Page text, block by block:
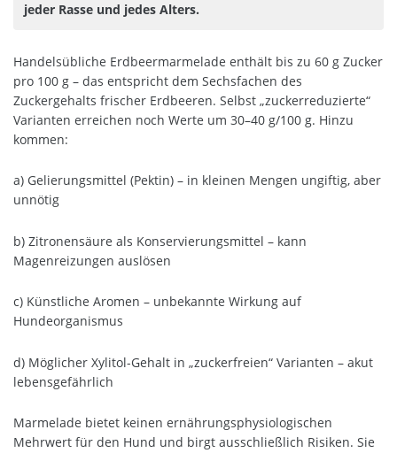
jeder Rasse und jedes Alters.
Handelsübliche Erdbeermarmelade enthält bis zu 60 g Zucker
pro 100 g – das entspricht dem Sechsfachen des
Zuckergehalts frischer Erdbeeren. Selbst „zuckerreduzierte“
Varianten erreichen noch Werte um 30–40 g/100 g. Hinzu
kommen:
a) Gelierungsmittel (Pektin) – in kleinen Mengen ungiftig, aber
unnötig
b) Zitronensäure als Konservierungsmittel – kann
Magenreizungen auslösen
c) Künstliche Aromen – unbekannte Wirkung auf
Hundeorganismus
d) Möglicher Xylitol-Gehalt in „zuckerfreien“ Varianten – akut
lebensgefährlich
Marmelade bietet keinen ernährungsphysiologischen
Mehrwert für den Hund und birgt ausschließlich Risiken. Sie